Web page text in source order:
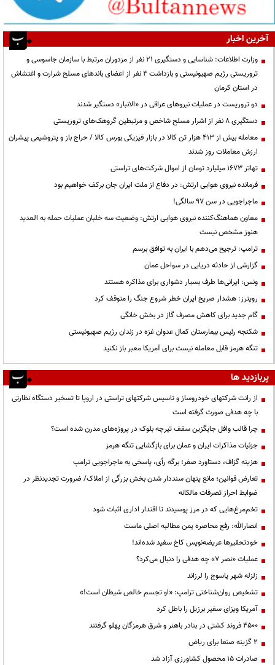
آخرین اخبار
وزارت اطلاعات: شناسایی و دستگیری ۲۱ نفر از مزدوران مرتبط با سازمان جاسوسی و
تروریستی رژیم صهیونیستی و بازداشت ۴ نفر از اعضای باندهای مسلح شرارت و اغتشاش
در استان کرمان
دو تروریست در عملیات نیروهای عراقی در «الانبار» دستگیر شدند
دستگیری ۸ نفر از اشرار مسلح شاخص و مرتبطین گروهک‌های تروریستی
معامله بیش از ۴۱۳ هزار تن کالا در بازار فیزیکی بورس کالا / حراج باز و پتروشیمی پیشران
ارزش معاملات روز شدند
تهاتر ۱۶۷۳ میلیارد تومان از اموال شرکت‌های تراستی
فرمانده نیروی هوایی ارتش: در دفاع از ملت ایران جان برکف خواهیم بود
ماجراجویی در سن ۹۷ سالگی!
معاون هماهنگ‌کننده نیروی هوایی ارتش: وضعیت سه خلبان عملیات حمله به العدید
هنوز مشخص نیست
ترامپ: ترجیح می‌دهم با ایران به توافق برسم
گزارشی از حادثه دریایی در سواحل عمان
ونس: ایرانی‌ها طرف بسیار دشواری برای مذاکره هستند
رویترز: هشدار صریح ایران خطر شروع جنگ را متوقف کرد
گام جدید برای کاهش مصرف گاز در بخش خانگی
شکنجه رئیس بیمارستان کمال عدوان غزه در زندان رژیم صهیونیستی
تنگه هرمز قابل معامله نیست برای آمریکا معبر باز نکنید
پربازدید ها
از رانت‌ شرکتهای خودروساز و تاسیس شرکتهای تراستی در اروپا تا تسخیر دستگاه نظارتی
با چه هدفی صورت گرفته است
چرا قالب وافل جایگزین سقف تیرچه بلوک در پروژه‌های مدرن شده است؟
جزئیات مذاکرات ایران و عمان برای بازگشایی تنگه هرمز
هزینه گزاف، دستاورد صفر؛ برگه رأی، پاسخی به ماجراجویی ترامپ
تعارض قوانین؛ مانع پنهان سنددار شدن بخش بزرگی از املاک/ ضرورت تجدیدنظر در
ضوابط احراز تصرفات مالکانه
تخم‌مرغ‌هایی که در مرز پوسیدند تا اقتدار اداری اثبات شود
انصارالله: رفع محاصره یمن مطالبه اصلی ماست
خودتحقیرها عریضه‌نویس کاخ سفید شده‌اند!
عملیات «نصر ۷» چه هدفی را دنبال می‌کرد؟
زلزله شهر یاسوج را لرزاند
تشخیص روان‌شناختی ترامپ: «او تجسم خالص شیطان است!»
آمریکا ویزای سفیر برزیل را باطل کرد
۴۵۰۰ فروند کشتی در بنادر باهنر و شرق هرمزگان پهلو گرفتند
۲ گزینه صنعا برای ریاض
صادرات ۱۵ محصول کشاورزی آزاد شد